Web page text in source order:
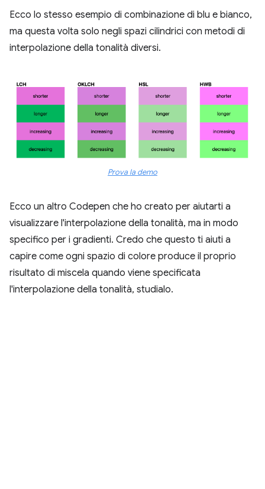
Ecco lo stesso esempio di combinazione di blu e bianco,
ma questa volta solo negli spazi cilindrici con metodi di
interpolazione della tonalità diversi.
Prova la demo
Ecco un altro Codepen che ho creato per aiutarti a
visualizzare l'interpolazione della tonalità, ma in modo
specifico per i gradienti. Credo che questo ti aiuti a
capire come ogni spazio di colore produce il proprio
risultato di miscela quando viene specificata
l'interpolazione della tonalità, studialo.